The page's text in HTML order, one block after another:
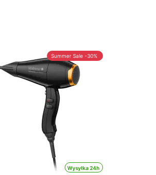
Wysyłka 24h
Summer Sale -30%